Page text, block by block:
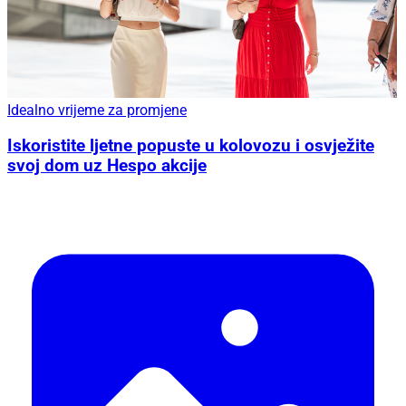
Idealno vrijeme za promjene
Iskoristite ljetne popuste u kolovozu i osvježite
svoj dom uz Hespo akcije